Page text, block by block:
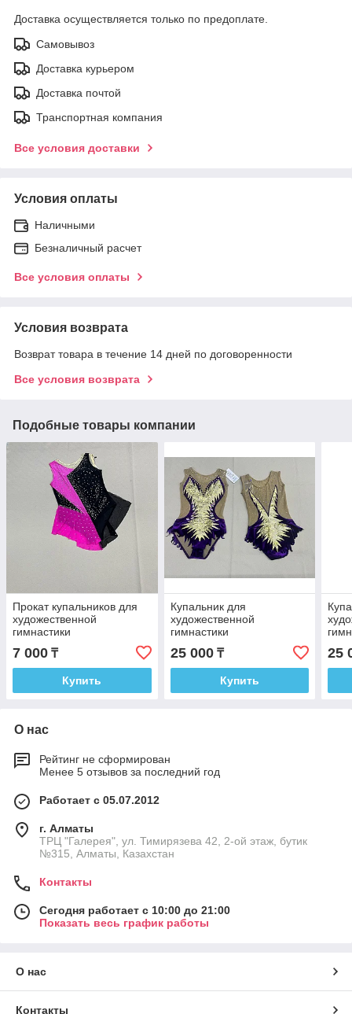
Доставка осуществляется только по предоплате.
Самовывоз
Доставка курьером
Доставка почтой
Транспортная компания
Все условия доставки
Условия оплаты
Наличными
Безналичный расчет
Все условия оплаты
Условия возврата
Возврат товара в течение 14 дней по договоренности
Все условия возврата
Подобные товары компании
Прокат купальников для
художественной
гимнастики
7 000 ₸
Купить
Купальник для
художественной
гимнастики
25 000₸
Купить
25
О нас
Рейтинг не сформирован
Менее 5 отзывов за последний год
Работает с 05.07.2012
г. Алматы
ТРЦ "Галерея", ул. Тимирязева 42, 2-ой этаж, бутик
№315, Алматы, Казахстан
Контакты
Сегодня работает с 10:00 до 21:00
Показать весь график работы
О нас
Контакты